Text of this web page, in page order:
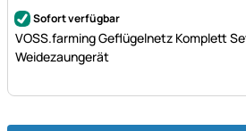
Noch keine Bewertungen
Sofort verfügbar
VOSS.farming Geflügelnetz Komplett
Weidezaungerät